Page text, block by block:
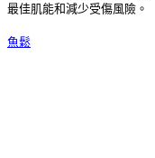
最佳肌能和減少受傷風險。
魚鬆